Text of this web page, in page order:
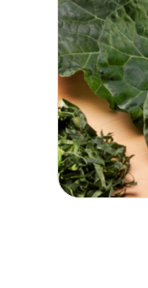
Mostarda
Pepino
Pimenta
Pimentão
Porta Enxerto
Quiabo